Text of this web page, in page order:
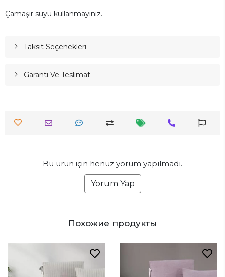
Çamaşır suyu kullanmayınız.
Taksit Seçenekleri
Garanti Ve Teslimat
Bu ürün için henüz yorum yapılmadı.
Yorum Yap
Похожие продукты